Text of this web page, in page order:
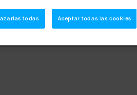
todas Aceptar todas las cookies